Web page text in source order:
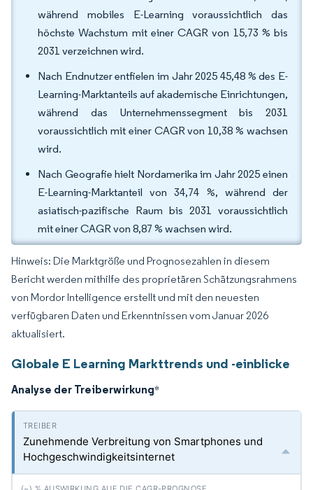
während mobiles E-Learning voraussichtlich das
höchste Wachstum mit einer CAGR von 15,73 % bis
2031 verzeichnen wird.
Nach Endnutzer entfielen im Jahr 2025 45,48 % des E-
Learning-Marktanteils auf akademische Einrichtungen,
während das Unternehmenssegment bis 2031
voraussichtlich mit einer CAGR von 10,38 % wachsen
wird.
Nach Geografie hielt Nordamerika im Jahr 2025 einen
E-Learning-Marktanteil von 34,74 %, während der
asiatisch-pazifische Raum bis 2031 voraussichtlich
mit einer CAGR von 8,87 % wachsen wird.
Hinweis: Die Marktgröße und Prognosezahlen in diesem
Bericht werden mithilfe des proprietären Schätzungsrahmens
von Mordor Intelligence erstellt und mit den neuesten
verfügbaren Daten und Erkenntnissen vom Januar 2026
aktualisiert.
Globale E Learning Markttrends und -einblicke
Analyse der Treiberwirkung*
Zunehmende Verbreitung von Smartphones und
Hochgeschwindigkeitsinternet